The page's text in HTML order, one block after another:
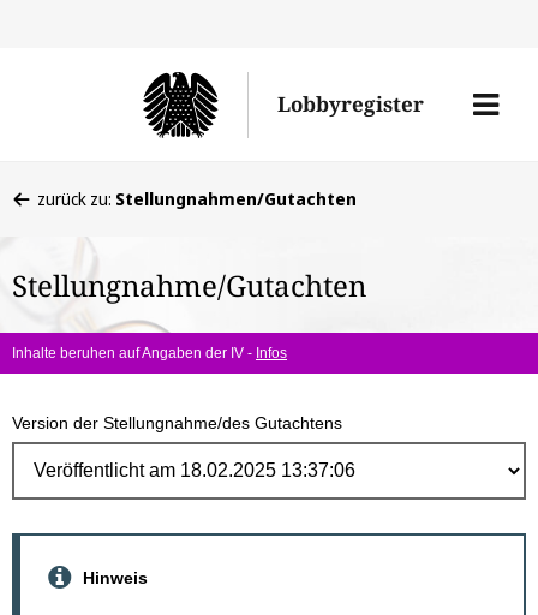
Lobbyregister
Menü
befinden
hier:
zurück zu: Stellungnahmen/Gutachten
Stellungnahme/Gutachten
Inhalte beruhen auf Angaben der IV - Infos
Version der Stellungnahme/des Gutachtens
Hinweis